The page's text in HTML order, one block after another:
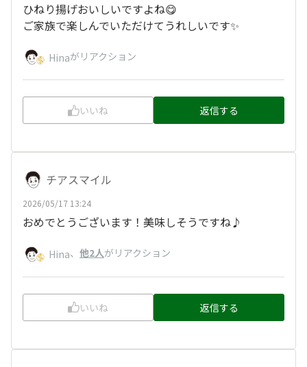
ひねり揚げおいしいですよね😋
ご家族で楽しんでいただけてうれしいです✨
Hinaがリアクション
いいね 返信する
チアスマイル
2026/05/17 13:24
おめでとうございます！美味しそうですね♪
Hina、 他2人がリアクション
いいね 返信する